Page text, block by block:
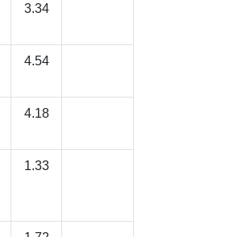
3.34
4.54
4.18
1.33